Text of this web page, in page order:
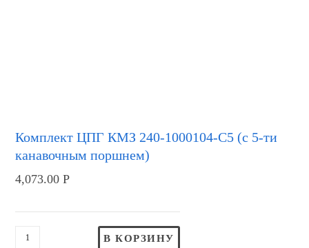
Комплект ЦПГ КМЗ 240-1000104-С5 (с 5-ти
канавочным поршнем)
4,073.00Р
В КОРЗИНУ